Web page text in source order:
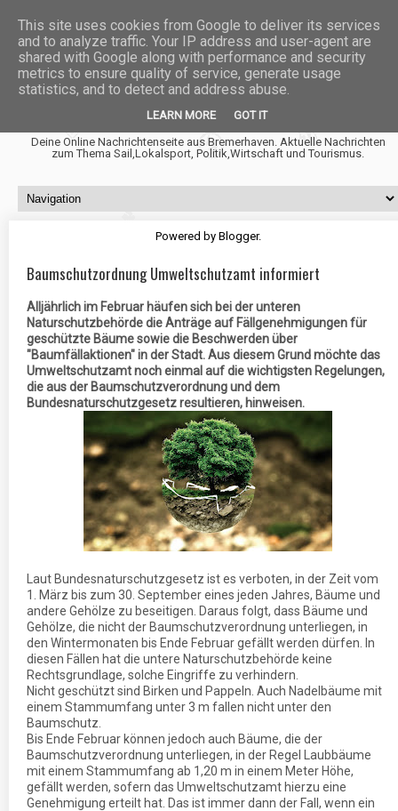
Fischtown News
Deine Online Nachrichtenseite aus Bremerhaven. Aktuelle Nachrichten
zum Thema Sail,Lokalsport, Politik,Wirtschaft und Tourismus.
Powered by Blogger.
Baumschutzordnung Umweltschutzamt informiert
Alljährlich im Februar häufen sich bei der unteren
Naturschutzbehörde die Anträge auf Fällgenehmigungen für
geschützte Bäume sowie die Beschwerden über
"Baumfällaktionen" in der Stadt. Aus diesem Grund möchte das
Umweltschutzamt noch einmal auf die wichtigsten Regelungen,
die aus der Baumschutzverordnung und dem
Bundesnaturschutzgesetz resultieren, hinweisen.
Laut Bundesnaturschutzgesetz ist es verboten, in der Zeit vom
1. März bis zum 30. September eines jeden Jahres, Bäume und
andere Gehölze zu beseitigen. Daraus folgt, dass Bäume und
Gehölze, die nicht der Baumschutzverordnung unterliegen, in
den Wintermonaten bis Ende Februar gefällt werden dürfen. In
diesen Fällen hat die untere Naturschutzbehörde keine
Rechtsgrundlage, solche Eingriffe zu verhindern.
Nicht geschützt sind Birken und Pappeln. Auch Nadelbäume mit
einem Stammumfang unter 3 m fallen nicht unter den
Baumschutz.
Bis Ende Februar können jedoch auch Bäume, die der
Baumschutzverordnung unterliegen, in der Regel Laubbäume
mit einem Stammumfang ab 1,20 m in einem Meter Höhe,
gefällt werden, sofern das Umweltschutzamt hierzu eine
Genehmigung erteilt hat. Das ist immer dann der Fall, wenn ein
This site uses cookies from Google to deliver its services
and to analyze traffic. Your IP address and user-agent are
shared with Google along with performance and security
metrics to ensure quality of service, generate usage
statistics, and to detect and address abuse.
LEARN MORE GOT IT